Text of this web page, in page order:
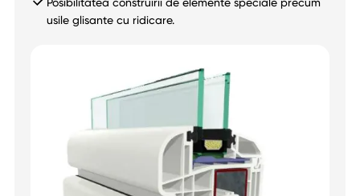
usile glisante cu ridicare.